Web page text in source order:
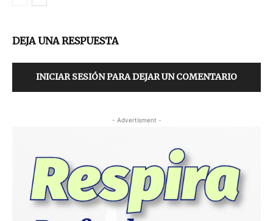
DEJA UNA RESPUESTA
INICIAR SESIÓN PARA DEJAR UN COMENTARIO
- Advertisment -